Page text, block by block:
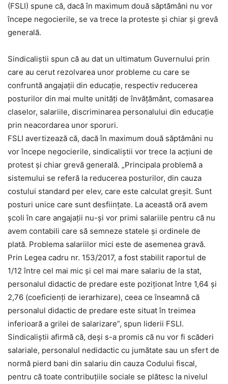
(FSLI) spune că, dacă în maximum două săptămâni nu vor
începe negocierile, se va trece la proteste şi chiar şi grevă
generală.
Sindicaliştii spun că au dat un ultimatum Guvernului prin
care au cerut rezolvarea unor probleme cu care se
confruntă angajaţii din educaţie, respectiv reducerea
posturilor din mai multe unităţi de învăţământ, comasarea
claselor, salariile, discriminarea personalului din educaţie
prin neacordarea unor sporuri.
FSLI avertizează că, dacă în maximum două săptămâni nu
vor începe negocierile, sindicaliştii vor trece la acţiuni de
protest şi chiar grevă generală. „Principala problemă a
sistemului se referă la reducerea posturilor, din cauza
costului standard per elev, care este calculat greşit. Sunt
posturi unice care sunt desfiinţate. La această oră avem
şcoli în care angajaţii nu-şi vor primi salariile pentru că nu
avem contabili care să semneze statele şi ordinele de
plată. Problema salariilor mici este de asemenea gravă.
Prin Legea cadru nr. 153/2017, a fost stabilit raportul de
1/12 între cel mai mic şi cel mai mare salariu de la stat,
personalul didactic de predare este poziţionat între 1,64 şi
2,76 (coeficienţi de ierarhizare), ceea ce înseamnă că
personalul didactic de predare este situat în treimea
inferioară a grilei de salarizare”, spun liderii FSLI.
Sindicaliştii afirmă că, deşi s-a promis că nu vor fi scăderi
salariale, personalul nedidactic cu jumătate sau un sfert de
normă pierd bani din salariu din cauza Codului fiscal,
pentru că toate contribuţiile sociale se plătesc la nivelul